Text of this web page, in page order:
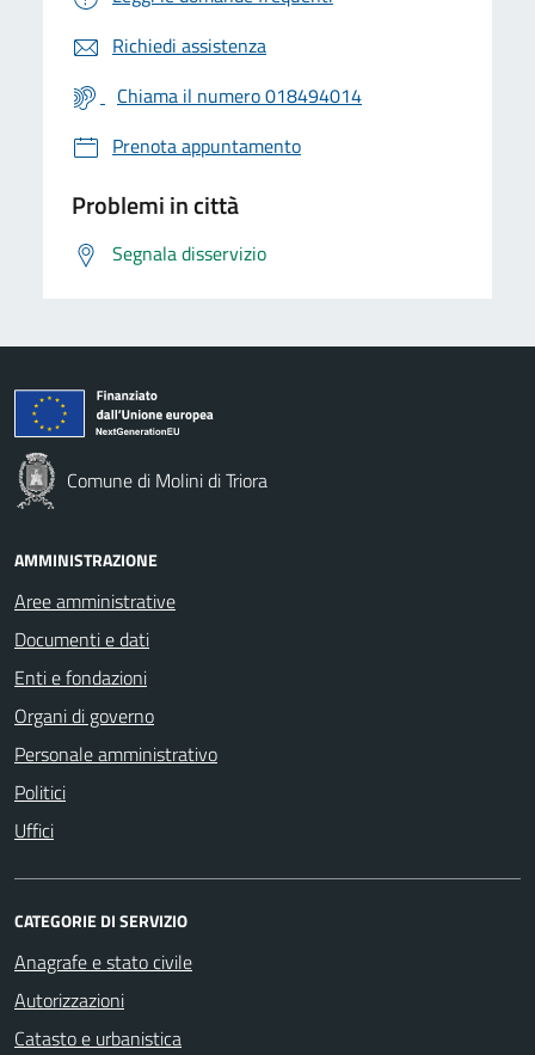
Richiedi assistenza
Chiama il numero 018494014
Prenota appuntamento
Problemi in città
Segnala disservizio
Comune di Molini di Triora
AMMINISTRAZIONE
Aree amministrative
Documenti e dati
Enti e fondazioni
Organi di governo
Personale amministrativo
Politici
Uffici
CATEGORIE DI SERVIZIO
Anagrafe e stato civile
Autorizzazioni
Catasto e urbanistica